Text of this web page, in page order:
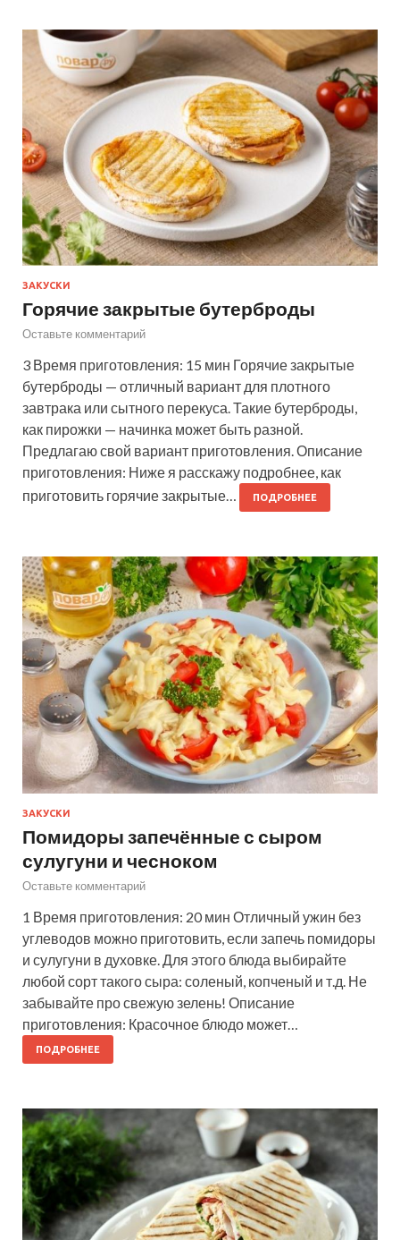
ЗАКУСКИ
Горячие закрытые бутерброды
Оставьте комментарий
3 Время приготовления: 15 мин Горячие закрытые
бутерброды — отличный вариант для плотного
завтрака или сытного перекуса. Такие бутерброды,
как пирожки — начинка может быть разной.
Предлагаю свой вариант приготовления. Описание
приготовления: Ниже я расскажу подробнее, как
приготовить горячие закрытые…
ПОДРОБНЕЕ
ЗАКУСКИ
Помидоры запечённые с сыром
сулугуни и чесноком
Оставьте комментарий
1 Время приготовления: 20 мин Отличный ужин без
углеводов можно приготовить, если запечь помидоры
и сулугуни в духовке. Для этого блюда выбирайте
любой сорт такого сыра: соленый, копченый и т.д. Не
забывайте про свежую зелень! Описание
приготовления: Красочное блюдо может…
ПОДРОБНЕЕ